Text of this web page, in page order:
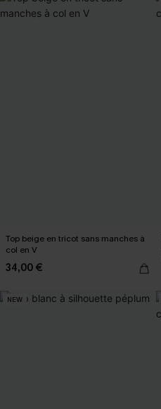
Top beige en tricot sans manches à
col en V
34,00 €
NEW